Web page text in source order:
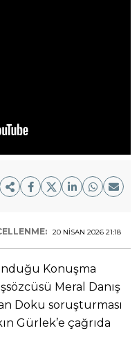
20 NISAN 2026 21:18
Konuşma
Meral Danış
Doku soruşturması
Gürlek’e çağrıda